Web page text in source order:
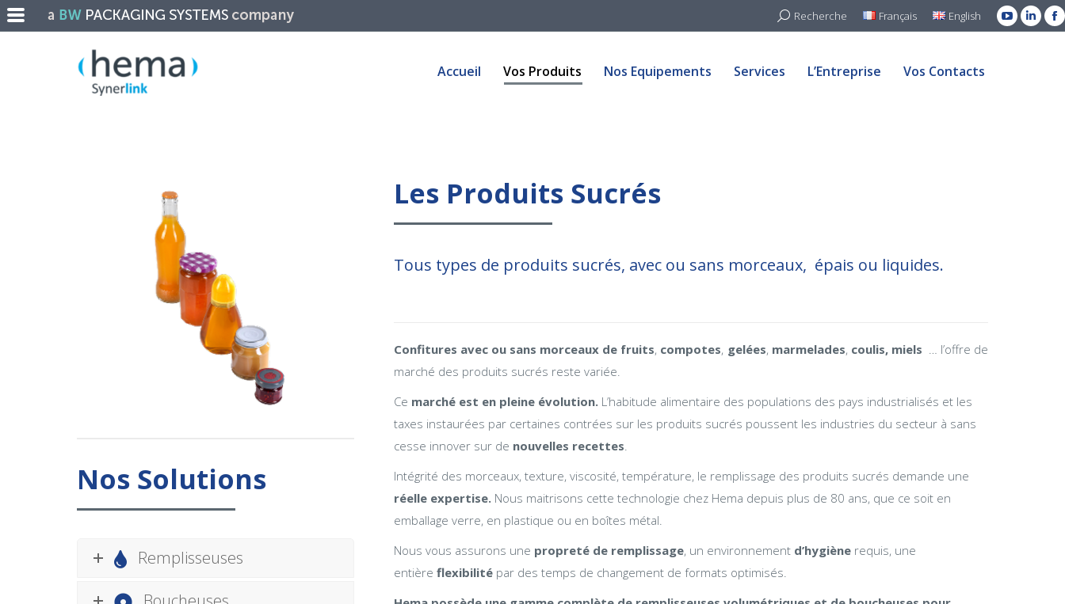
Search:
Recherche Français English
YouTube
Accueil Vos Produits Nos Equipements Services L’Entreprise Vos Contacts
Nos Solutions
Remplisseuses
Les Produits Sucrés
Tous types de produits sucrés, avec ou sans morceaux, épais ou liquides.
Confitures avec ou sans morceaux de fruits, compotes, gelées, marmelades, coulis, miels … l’offre de
marché des produits sucrés reste variée.
Ce marché est en pleine évolution. L’habitude alimentaire des populations des pays industrialisés et les
taxes instaurées par certaines contrées sur les produits sucrés poussent les industries du secteur à sans
cesse innover sur de nouvelles recettes.
Intégrité des morceaux, texture, viscosité, température, le remplissage des produits sucrés demande une
réelle expertise. Nous maitrisons cette technologie chez Hema depuis plus de 80 ans, que ce soit en
emballage verre, en plastique ou en boîtes métal.
Nous vous assurons une propreté de remplissage, un environnement d’hygiène requis, une
entière flexibilité par des temps de changement de formats optimisés.